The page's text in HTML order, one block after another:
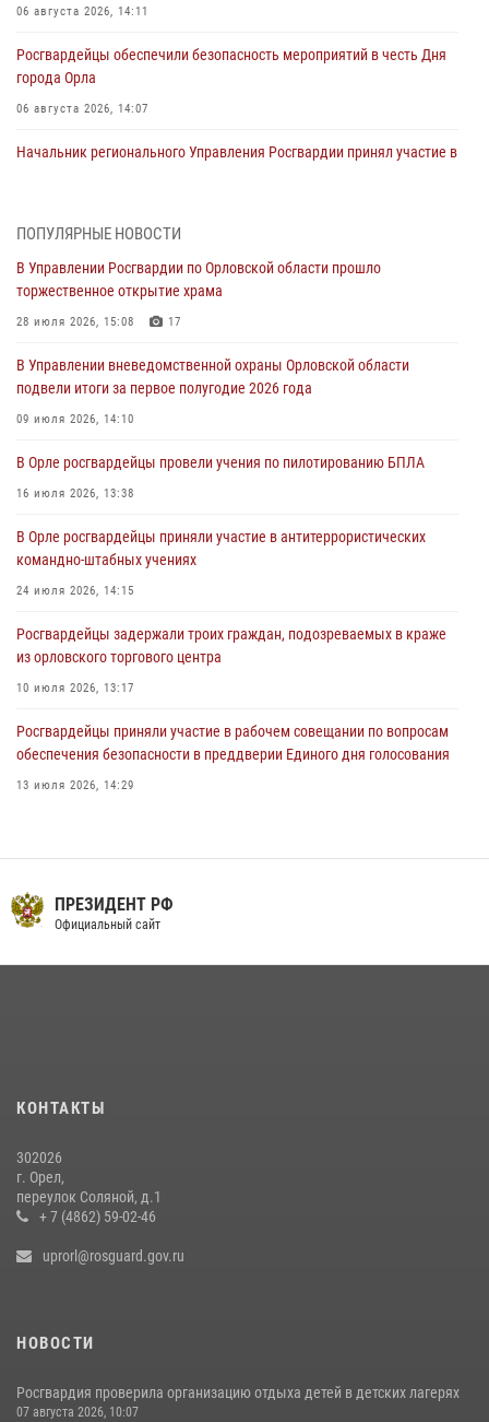
06 августа 2026, 14:11
Росгвардейцы обеспечили безопасность мероприятий в честь Дня
города Орла
06 августа 2026, 14:07
Начальник регионального Управления Росгвардии принял участие в
первое полугодие
05 августа 2026, 13:12
совершении противоправных действий
04 августа 2026, 14:21
04 августа 2026, 14:06
предоставлении госуслуг
03 августа 2026, 14:30
ПОПУЛЯРНЫЕ НОВОСТИ
В Управлении Росгвардии по Орловской области прошло
торжественное открытие храма
28 июля 2026, 15:08 17
В Управлении вневедомственной охраны Орловской области
подвели итоги за первое полугодие 2026 года
09 июля 2026, 14:10
В Орле росгвардейцы провели учения по пилотированию БПЛА
16 июля 2026, 13:38
В Орле росгвардейцы приняли участие в антитеррористических
командно-штабных учениях
24 июля 2026, 14:15
Росгвардейцы задержали троих граждан, подозреваемых в краже
из орловского торгового центра
10 июля 2026, 13:17
Росгвардейцы приняли участие в рабочем совещании по вопросам
обеспечения безопасности в преддверии Единого дня голосования
13 июля 2026, 14:29
В Орле росгвардейцы за неделю проверили два детских лагеря
15 июля 2026, 14:49
ПРЕЗИДЕНТ РФ
Официальный сайт
КОНТАКТЫ
302026
г. Орел,
переулок Соляной, д.1
+ 7 (4862) 59-02-46
uprorl@rosguard.gov.ru
НОВОСТИ
Росгвардия проверила организацию отдыха детей в детских лагерях
07 августа 2026, 10:07